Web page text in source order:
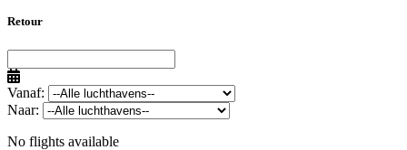
Retour
Vanaf:
Naar:
No flights available